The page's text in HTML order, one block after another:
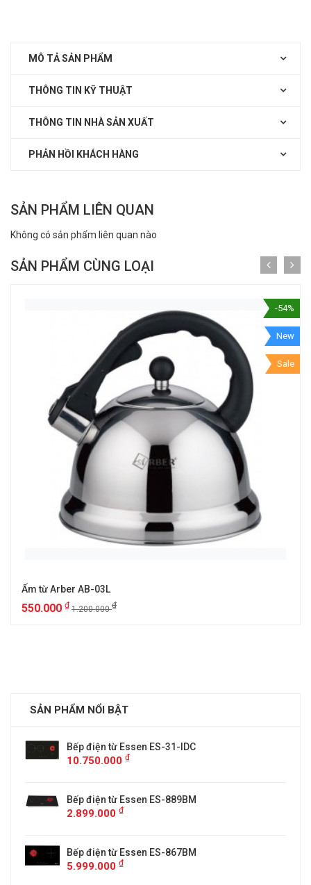
MÔ TẢ SẢN PHẨM
THÔNG TIN KỸ THUẬT
THÔNG TIN NHÀ SẢN XUẤT
PHẢN HỒI KHÁCH HÀNG
SẢN PHẨM LIÊN QUAN
Không có sản phẩm liên quan nào
SẢN PHẨM CÙNG LOẠI
-54%
New
Sale
Ấm từ Arber AB-03L
550.000 ₫ 1.200.000₫
SẢN PHẨM NỔI BẬT
Bếp điện từ Essen ES-31-IDC
10.750.000 ₫
Bếp điện từ Essen ES-889BM
2.899.000 ₫
Bếp điện từ Essen ES-867BM
5.999.000 ₫